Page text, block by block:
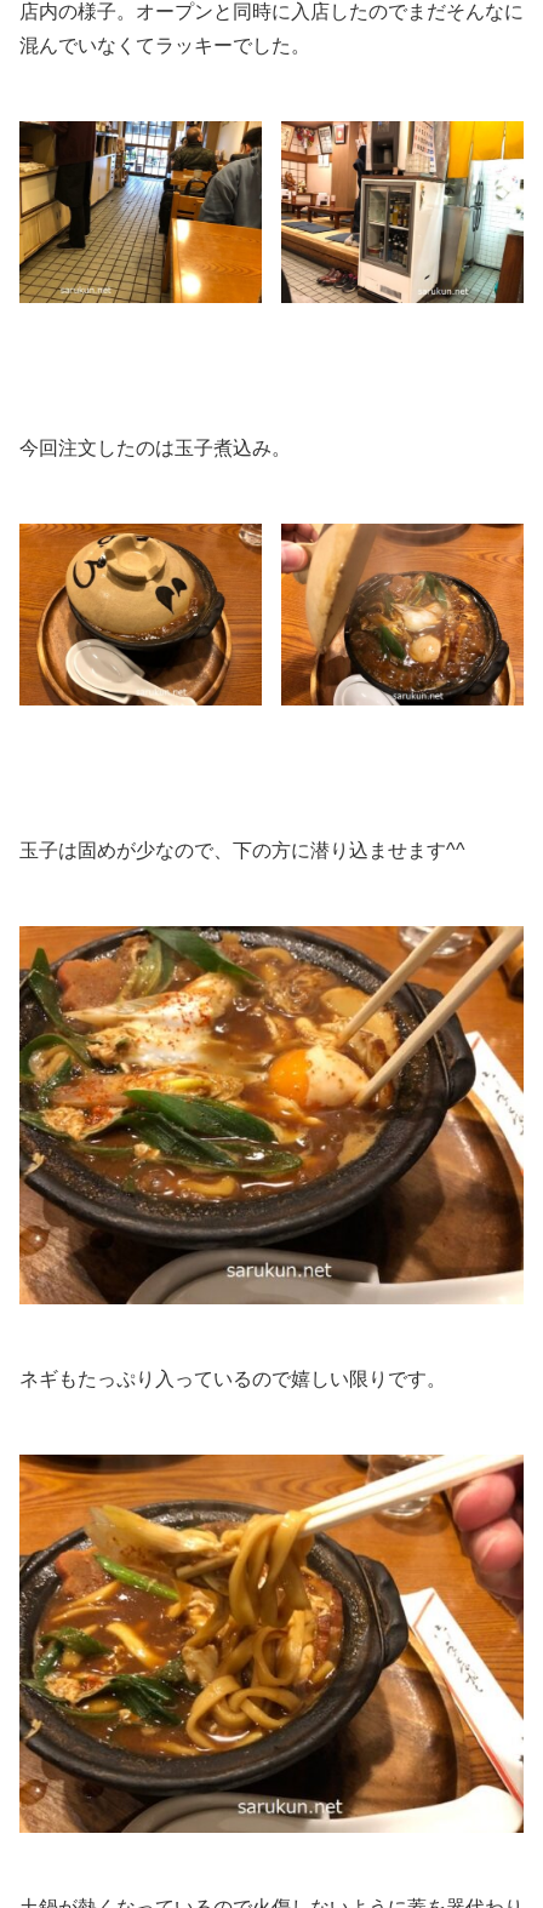
店内の様子。オープンと同時に入店したのでまだそんなに
混んでいなくてラッキーでした。
今回注文したのは玉子煮込み。
玉子は固めが少なので、下の方に潜り込ませます^^
ネギもたっぷり入っているので嬉しい限りです。